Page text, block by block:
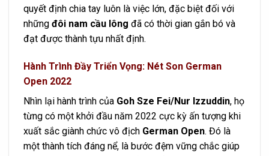
quyết định chia tay luôn là việc lớn, đặc biệt đối với
những đôi nam cầu lông đã có thời gian gắn bó và
đạt được thành tựu nhất định.
Hành Trình Đầy Triển Vọng: Nét Son German
Open 2022
Nhìn lại hành trình của Goh Sze Fei/Nur Izzuddin, họ
từng có một khởi đầu năm 2022 cực kỳ ấn tượng khi
xuất sắc giành chức vô địch German Open. Đó là
một thành tích đáng nể, là bước đệm vững chắc giúp